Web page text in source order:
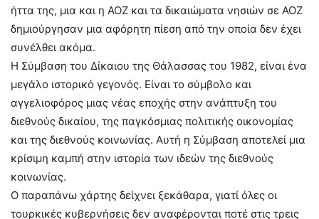
ήττα της, μια και η ΑΟΖ και τα δικαιώματα νησιών σε ΑΟΖ
δημιούργησαν μια αφόρητη πίεση από την οποία δεν έχει
συνέλθει ακόμα.
Η Σύμβαση του Δίκαιου της Θάλασσας του 1982, είναι ένα
μεγάλο ιστορικό γεγονός. Είναι το σύμβολο και
αγγελιοφόρος μιας νέας εποχής στην ανάπτυξη του
διεθνούς δικαίου, της παγκόσμιας πολιτικής οικονομίας
και της διεθνούς κοινωνίας. Αυτή η Σύμβαση αποτελεί μια
κρίσιμη καμπή στην ιστορία των ιδεών της διεθνούς
κοινωνίας.
Ο παραπάνω χάρτης δείχνει ξεκάθαρα, γιατί όλες οι
τουρκικές κυβερνήσεις δεν αναφέρονται ποτέ στις τρεις